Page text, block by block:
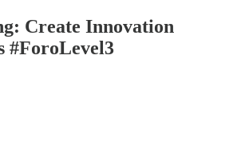
Create Innovation
#ForoLevel3